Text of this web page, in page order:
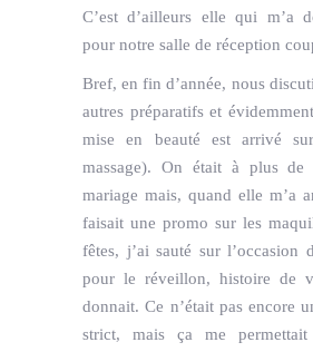
C’est d’ailleurs elle qui m’a
pour notre salle de réception
Bref, en fin d’année, nous
autres préparatifs et
mise en beauté est arrivé
massage). On était à plus
mariage mais, quand elle m’a
faisait une promo sur les
fêtes, j’ai sauté sur l’occasion
pour le réveillon, histoire de
donnait. Ce n’était pas encore
strict, mais ça me